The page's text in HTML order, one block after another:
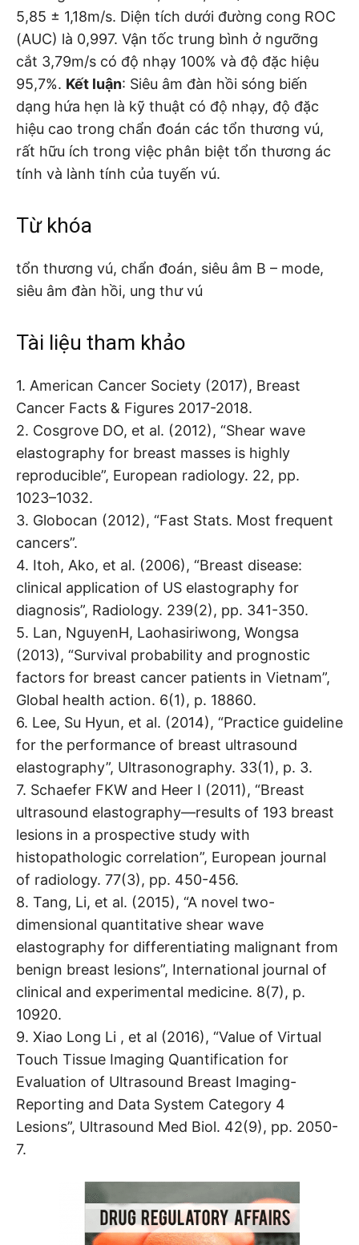
5,85 ± 1,18m/s. Diện tích dưới đường cong ROC
(AUC) là 0,997. Vận tốc trung bình ở ngưỡng
cắt 3,79m/s có độ nhạy 100% và độ đặc hiệu
95,7%. Kết luận: Siêu âm đàn hồi sóng biến
dạng hứa hẹn là kỹ thuật có độ nhạy, độ đặc
hiệu cao trong chẩn đoán các tổn thương vú,
rất hữu ích trong việc phân biệt tổn thương ác
tính và lành tính của tuyến vú.
Từ khóa
tổn thương vú, chẩn đoán, siêu âm B – mode,
siêu âm đàn hồi, ung thư vú
Tài liệu tham khảo
1. American Cancer Society (2017), Breast
Cancer Facts & Figures 2017-2018.
2. Cosgrove DO, et al. (2012), “Shear wave
elastography for breast masses is highly
reproducible”, European radiology. 22, pp.
1023–1032.
3. Globocan (2012), “Fast Stats. Most frequent
cancers”.
4. Itoh, Ako, et al. (2006), “Breast disease:
clinical application of US elastography for
diagnosis”, Radiology. 239(2), pp. 341-350.
5. Lan, NguyenH, Laohasiriwong, Wongsa
(2013), “Survival probability and prognostic
factors for breast cancer patients in Vietnam”,
Global health action. 6(1), p. 18860.
6. Lee, Su Hyun, et al. (2014), “Practice guideline
for the performance of breast ultrasound
elastography”, Ultrasonography. 33(1), p. 3.
7. Schaefer FKW and Heer I (2011), “Breast
ultrasound elastography—results of 193 breast
lesions in a prospective study with
histopathologic correlation”, European journal
of radiology. 77(3), pp. 450-456.
8. Tang, Li, et al. (2015), “A novel two-
dimensional quantitative shear wave
elastography for differentiating malignant from
benign breast lesions”, International journal of
clinical and experimental medicine. 8(7), p.
10920.
9. Xiao Long Li , et al (2016), “Value of Virtual
Touch Tissue Imaging Quantification for
Evaluation of Ultrasound Breast Imaging-
Reporting and Data System Category 4
Lesions”, Ultrasound Med Biol. 42(9), pp. 2050-
7.